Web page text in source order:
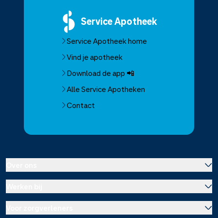
ServiceApotheek
Service Apotheek home
Vind je apotheek
Download de app 📲
Alle Service Apotheken
Contact